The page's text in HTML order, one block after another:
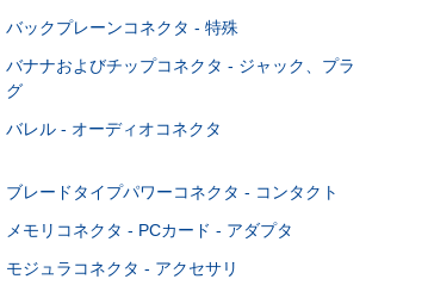
バックプレーンコネクタ - 特殊
バナナおよびチップコネクタ - ジャック、プラ
グ
バレル - オーディオコネクタ
ブレードタイプパワーコネクタ - コンタクト
メモリコネクタ - PCカード - アダプタ
モジュラコネクタ - アクセサリ